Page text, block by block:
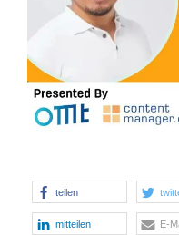
teilen
mitteilen E-